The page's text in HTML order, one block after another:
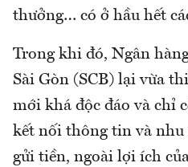
thưởng… có ở hầu hết
Trong khi đó, Ngân
Sài Gòn (SCB) lại vừa
mới khá độc đáo và chỉ
kết nối thông tin và nhu
gửi tiền, ngoài lợi ích